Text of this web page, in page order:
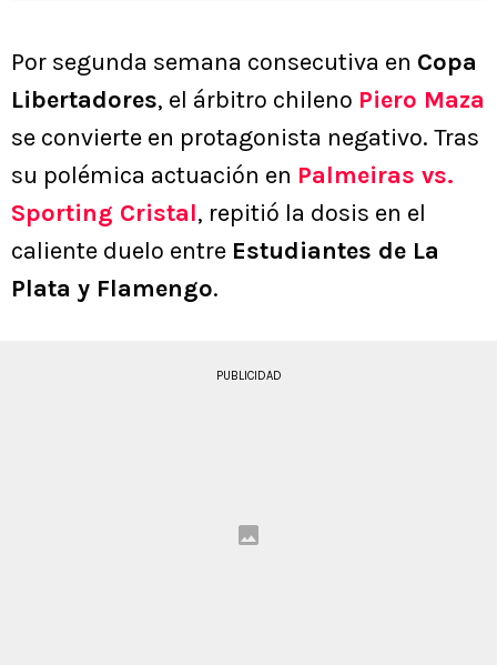
Por segunda semana consecutiva en Copa
Libertadores, el árbitro chileno Piero Maza
se convierte en protagonista negativo. Tras
su polémica actuación en Palmeiras vs.
Sporting Cristal, repitió la dosis en el
caliente duelo entre Estudiantes de La
Plata y Flamengo.
PUBLICIDAD